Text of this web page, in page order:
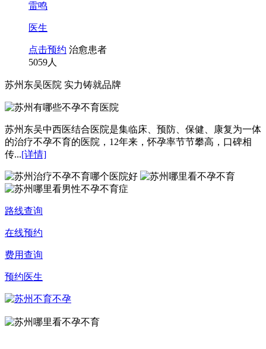
雷鸣
医生
点击预约 治愈患者
5059人
苏州东吴医院 实力铸就品牌
苏州东吴中西医结合医院是集临床、预防、保健、康复为一体
的治疗不孕不育的医院，12年来，怀孕率节节攀高，口碑相
传...[详情]
路线查询
在线预约
费用查询
预约医生